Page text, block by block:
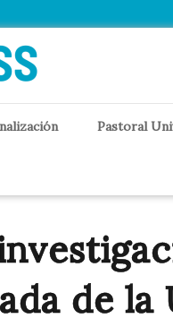
Pastoral
de la